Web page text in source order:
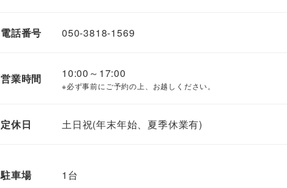
電話番号 050-3818-1569
営業時間 10:00～17:00
必ず事前にご予約の上、お越しください。
定休日 土日祝(年末年始、夏季休業有)
駐車場 1台